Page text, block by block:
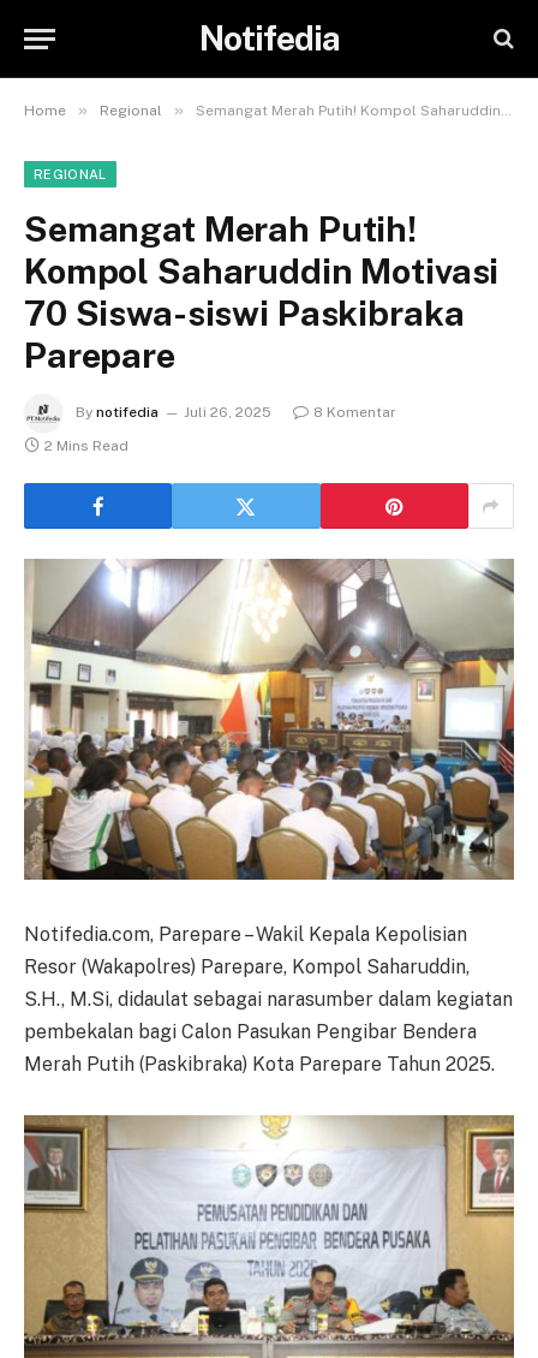
Notifedia
Home » Regional » Semangat Merah Putih! Kompol Saharuddin Motivasi 70 Siswa-siswi Paskibraka Parepare
REGIONAL
Semangat Merah Putih!
Kompol Saharuddin Motivasi
70 Siswa-siswi Paskibraka
Parepare
By notifedia Juli 26, 2025
8 Komentar
2 Mins Read
Notifedia.com, Parepare – Wakil Kepala Kepolisian
Resor (Wakapolres) Parepare, Kompol Saharuddin,
S.H., M.Si, didaulat sebagai narasumber dalam kegiatan
pembekalan bagi Calon Pasukan Pengibar Bendera
Merah Putih (Paskibraka) Kota Parepare Tahun 2025.